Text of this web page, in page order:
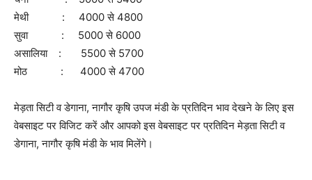
मेथी : 4000 से 4800
सुवा : 5000 से 6000
असालिया : 5500 से 5700
मोठ : 4000 से 4700
मेड़ता सिटी व डेगाना, नागौर कृषि उपज मंडी के प्रतिदिन भाव देखने के लिए इस
वेबसाइट पर विजिट करें और आपको इस वेबसाइट पर प्रतिदिन मेड़ता सिटी व
डेगाना, नागौर कृषि मंडी के भाव मिलेंगे।